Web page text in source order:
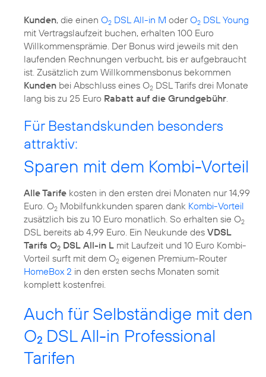
Kunden, die einen O2 DSL All-in M oderO2 DSL Young
mit Vertragslaufzeit buchen, erhalten 100 Euro
Willkommensprämie. Der Bonus wird jeweils mit den
laufenden Rechnungen verbucht, bis er aufgebraucht
ist. Zusätzlich zum Willkommensbonus bekommen
Kunden bei Abschluss eines O2 DSL Tarifs drei Monate
lang bis zu 25 Euro Rabatt auf die Grundgebühr
Für Bestandskunden besonders
attraktiv:
Sparen mit dem Kombi-Vorteil
Alle Tarife kosten in den ersten drei Monaten nur 14,99
Euro. O2 Mobilfunkkunden sparen dank Kombi-Vorteil
zusätzlich bis zu 10 Euro monatlich. So erhalten sie O2
DSL bereits ab 4,99 Euro. Ein Neukunde des VDSL
Tarifs O2 DSL All-in L mit Laufzeit und 10 Euro Kombi-
Vorteil surft mit dem O2 eigenen Premium-Router
HomeBox 2 in den ersten sechs Monaten somit
komplett kostenfrei.
Auch für Selbständige mit den
O2 DSL All-in Professional
Tarifen